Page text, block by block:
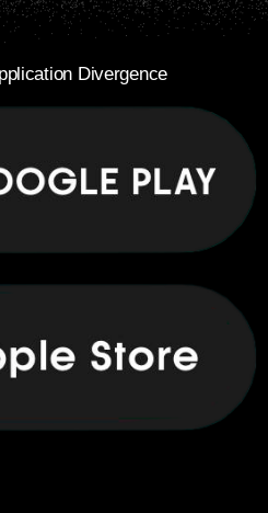
Divergence